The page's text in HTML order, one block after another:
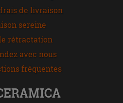
de livraison
sereine
rétractation
avec nous
fréquentes